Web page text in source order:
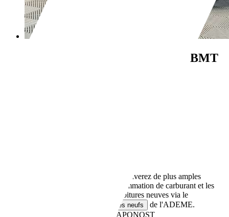
1.6 TDI 120 BMT
Vous trouverez de plus amples
informations sur la consommation de carburant et les
émissions de CO2 des voitures neuves via le
comparateur de véhicules neufs
de l'ADEME.
FR-69630 CHAPONOST